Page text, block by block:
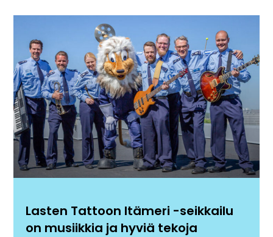
Lasten Tattoon Itämeri -seikkailu
on musiikkia ja hyviä tekoja